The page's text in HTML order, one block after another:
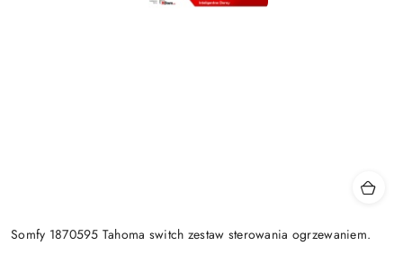
Somfy 1870595 Tahoma switch zestaw sterowania ogrzewaniem.